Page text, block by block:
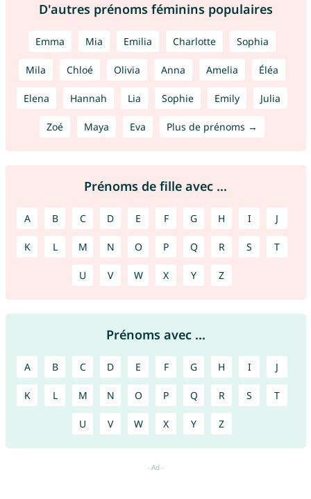
D'autres prénoms féminins populaires
Emma Mia Emilia Charlotte Sophia
Mila Chloé Olivia Anna Amelia Éléa
Elena Hannah Lia Sophie Emily Julia
Zoé Maya Eva Plus de prénoms →
Prénoms de fille avec ...
A B C D E F G H I J
K L M N O P Q R S T
U V W X Y Z
Prénoms avec ...
A B C D E F G H I J
K L M N O P Q R S T
U V W X Y Z